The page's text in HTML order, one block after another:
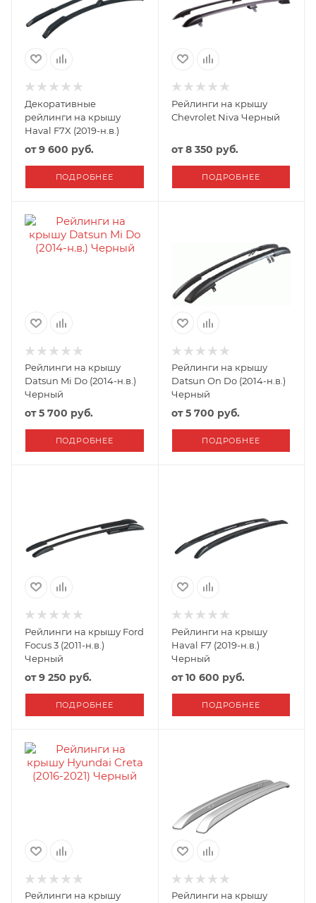
Декоративные
рейлинги на крышу
Haval F7X (2019-н.в.)
от9 600 руб.
ПОДРОБНЕЕ
Рейлинги на крышу
Chevrolet Niva Черный
от8 350 руб.
ПОДРОБНЕЕ
Рейлинги на крышу
Datsun Mi Do (2014-н.в.)
Черный
от5 700 руб.
ПОДРОБНЕЕ
Рейлинги на крышу
Datsun On Do (2014-н.в.)
Черный
от5 700 руб.
ПОДРОБНЕЕ
Рейлинги на крышу Ford
Focus 3 (2011-н.в.)
Черный
от9 250 руб.
ПОДРОБНЕЕ
Рейлинги на крышу
Haval F7 (2019-н.в.)
Черный
от10 600 руб.
ПОДРОБНЕЕ
Рейлинги на крышу Рейлинги на крышу